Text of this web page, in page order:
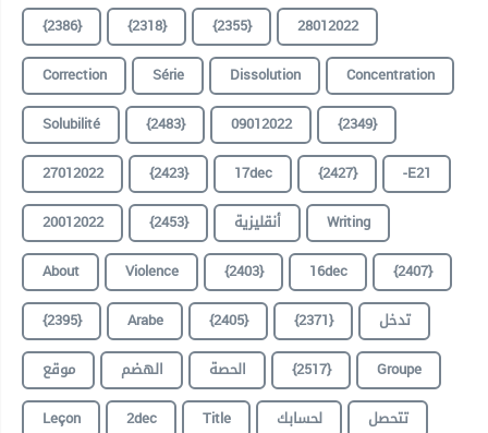
{2386}
{2318} {2355}
28012022
Correction
Série Dissolution
Concentration
Solubilité
{2483} 09012022
{2349}
27012022
{2423} 17dec {2427}
-E21
20012022
{2453} أنقليزية
Writing
About
Violence {2403} 16dec
{2407}
{2395}
Arabe {2405} {2371}
تدخل
موقع
الهضم الحصة {2517}
Groupe
Leçon
2dec Title لحسابك
تتحصل